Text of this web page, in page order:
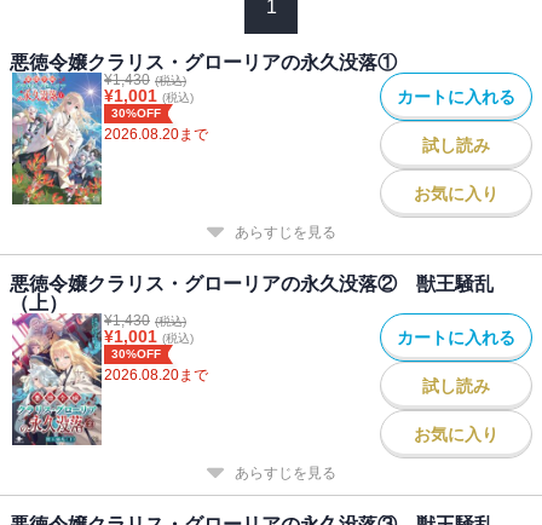
いと思ったものを、譲らないと決める話が好きです。
本作は、だいたいそういうファンタジー小説です。よかったら読ん
でみてください。
【目次】
第一章 火刑
第三章 獣人の領域
第四章 豚と犬と
第五章 犬と魔と
第六章 栄光の
間章 癒やしの聖女
書籍版特典ＳＳ
幕間 ＯＵＲＳ
電子書籍版特典ＳＳ
1
悪徳令嬢クラリス・グローリアの永久没落①
¥1,430 (税込)
¥1,001 (税込)
30%OFF
2026.08.20まで
カートに入れる
試し読み
お気に入り
あらすじを見る
悪徳令嬢クラリス・グローリアの永久没落② 獣王騒乱
（上）
¥1,430 (税込)
¥1,001 (税込)
30%OFF
2026.08.20まで
カートに入れる
試し読み
お気に入り
あらすじを見る